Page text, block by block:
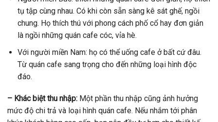
tụ tập cùng nhau. Có khi còn sẵn sàng kê sát ghế, ngồi
chung. Họ thích thú với phong cách phố cổ hay đơn giản
là ngồi những quán cafe cóc, vỉa hè.
Với người miền Nam: họ có thể uống cafe ở bất cứ đâu.
Từ quán cafe sang trọng cho đến những loại hình độc
đáo.
– Khác biệt thu nhập: Một phần thu nhập cũng ảnh hưởng
mức độ chi trả và loại hình quán cafe. Nếu nhắm tới phân